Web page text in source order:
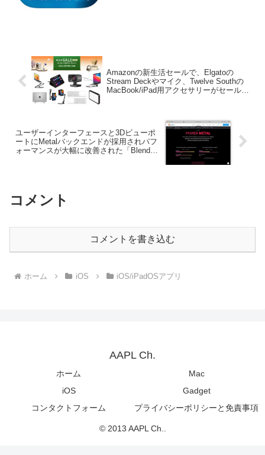
Amazonの新生活セールで、Elgatoの
Stream Deckやマイク、Twelve Southの
MacBook/iPad用アクセサリーがセール
ユーザーインターフェースと3Dビューポ
ートにMetalバックエンドが採用されパフ
ォーマンスが大幅に改善された「Blender
コメント
コメントを書き込む
ホーム iOS iOS/iPadOSアプリ
AAPL Ch.
ホーム
Mac
iOS
Gadget
コンタクトフォーム
プライバシーポリシーと免責事項
© 2013 AAPL Ch..